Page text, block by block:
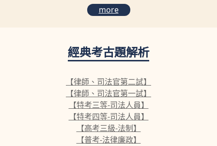
經典考古題解析
【律師、司法官第二試】
【律師、司法官第一試】
【特考三等-司法人員】
【特考四等-司法人員】
【高考三級-法制】
【普考-法律廉政】
more